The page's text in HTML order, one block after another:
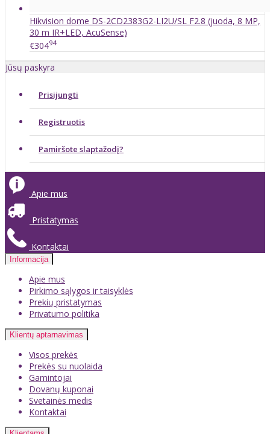
Hikvision dome DS-2CD2383G2-LI2U/SL F2.8 (juoda, 8 MP,
30 m IR+LED, AcuSense)
€30494
Jūsų paskyra
Prisijungti
Registruotis
Pamiršote slaptažodį?
Apie mus
Pristatymas
Kontaktai
Informacija
Apie mus
Pirkimo sąlygos ir taisyklės
Prekių pristatymas
Privatumo politika
Klientų aptarnavimas
Visos prekės
Prekės su nuolaida
Gamintojai
Dovanų kuponai
Svetainės medis
Kontaktai